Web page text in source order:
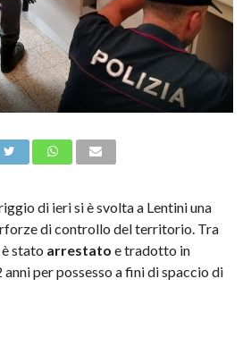
di ieri si è svolta a Lentini una
di controllo del territorio. Tra
stato arrestato e tradotto in
per possesso a fini di spaccio di